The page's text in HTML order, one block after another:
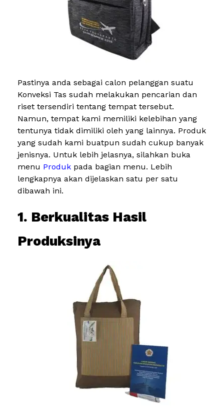
Pastinya anda sebagai calon pelanggan suatu
Konveksi Tas sudah melakukan pencarian dan
riset tersendiri tentang tempat tersebut.
Namun, tempat kami memiliki kelebihan yang
tentunya tidak dimiliki oleh yang lainnya. Produk
yang sudah kami buatpun sudah cukup banyak
jenisnya. Untuk lebih jelasnya, silahkan buka
menu Produk pada bagian menu. Lebih
lengkapnya akan dijelaskan satu per satu
dibawah ini.
1. Berkualitas Hasil
Produksinya